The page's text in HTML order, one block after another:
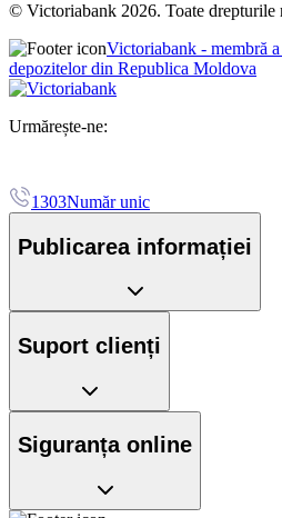
© Victoriabank 2026. Toate drepturile
Victoriabank - membră a
depozitelor din Republica Moldova
Urmărește-ne:
1303Număr unic
Publicarea informației
Suport clienți
Siguranța online